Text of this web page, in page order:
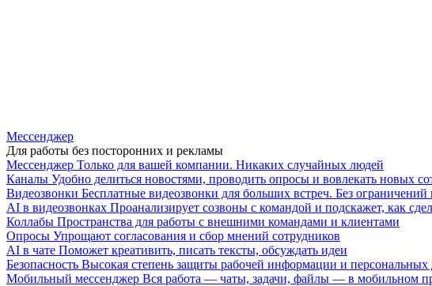
Мессенджер
Для работы без посторонних и рекламы
Мессенджер Только для вашей компании. Никаких случайных людей
Каналы Удобно делиться новостями, проводить опросы и вовлекать новых
Видеозвонки Бесплатные видеозвонки для больших встреч. Без ограничений
AI в видеозвонках Проанализирует созвоны с командой и подскажет, как
Коллабы Пространства для работы с внешними командами и клиентами
Опросы Упрощают согласования и сбор мнений сотрудников
AI в чате Поможет креативить, писать тексты, обсуждать идеи
Безопасность Высокая степень защиты рабочей информации и
Мобильный мессенджер Вся работа — чаты, задачи, файлы — в мобильном